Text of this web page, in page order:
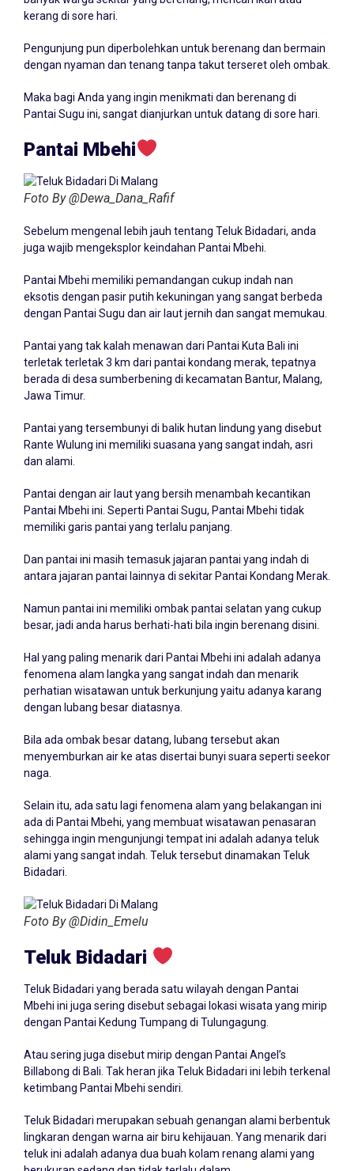
kerang di sore hari.
Pengunjung pun diperbolehkan untuk berenang dan bermain
dengan nyaman dan tenang tanpa takut terseret oleh ombak.
Maka bagi Anda yang ingin menikmati dan berenang di
Pantai Sugu ini, sangat dianjurkan untuk datang di sore hari.
Pantai Mbehi
Foto By @Dewa_Dana_Rafif
Sebelum mengenal lebih jauh tentang Teluk Bidadari, anda
juga wajib mengeksplor keindahan Pantai Mbehi.
Pantai Mbehi memiliki pemandangan cukup indah nan
eksotis dengan pasir putih kekuningan yang sangat berbeda
dengan Pantai Sugu dan air laut jernih dan sangat memukau.
Pantai yang tak kalah menawan dari Pantai Kuta Bali ini
terletak terletak 3 km dari pantai kondang merak, tepatnya
berada di desa sumberbening di kecamatan Bantur, Malang,
Jawa Timur.
Pantai yang tersembunyi di balik hutan lindung yang disebut
Rante Wulung ini memiliki suasana yang sangat indah, asri
dan alami.
Pantai dengan air laut yang bersih menambah kecantikan
Pantai Mbehi ini. Seperti Pantai Sugu, Pantai Mbehi tidak
memiliki garis pantai yang terlalu panjang.
Dan pantai ini masih temasuk jajaran pantai yang indah di
antara jajaran pantai lainnya di sekitar Pantai Kondang Merak.
Namun pantai ini memiliki ombak pantai selatan yang cukup
besar, jadi anda harus berhati-hati bila ingin berenang disini.
Hal yang paling menarik dari Pantai Mbehi ini adalah adanya
fenomena alam langka yang sangat indah dan menarik
perhatian wisatawan untuk berkunjung yaitu adanya karang
dengan lubang besar diatasnya.
Bila ada ombak besar datang, lubang tersebut akan
menyemburkan air ke atas disertai bunyi suara seperti seekor
naga.
Selain itu, ada satu lagi fenomena alam yang belakangan ini
ada di Pantai Mbehi, yang membuat wisatawan penasaran
sehingga ingin mengunjungi tempat ini adalah adanya teluk
alami yang sangat indah. Teluk tersebut dinamakan Teluk
Bidadari.
Foto By @Didin_Emelu
Teluk Bidadari
Teluk Bidadari yang berada satu wilayah dengan Pantai
Mbehi ini juga sering disebut sebagai lokasi wisata yang mirip
dengan Pantai Kedung Tumpang di Tulungagung.
Atau sering juga disebut mirip dengan Pantai Angel’s
Billabong di Bali. Tak heran jika Teluk Bidadari ini lebih terkenal
ketimbang Pantai Mbehi sendiri.
Teluk Bidadari merupakan sebuah genangan alami berbentuk
lingkaran dengan warna air biru kehijauan. Yang menarik dari
teluk ini adalah adanya dua buah kolam renang alami yang